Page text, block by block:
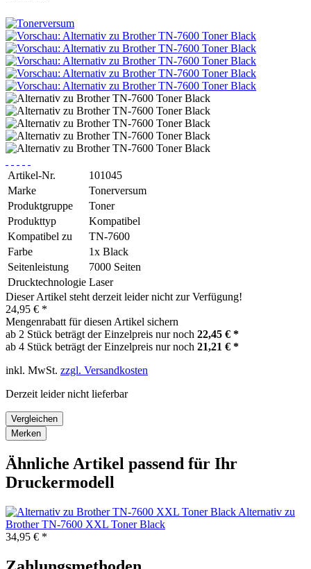
Artikel-Nr.
101045
Marke
Tonerversum
Produktgruppe
Toner
Produkttyp
Kompatibel
Kompatibel zu
TN-7600
Farbe
1x Black
Seitenleistung
7000 Seiten
Drucktechnologie Laser
Dieser Artikel steht derzeit leider nicht zur Verfügung!
24,95 € *
Mengenrabatt für diesen Artikel sichern
ab 2 Stück beträgt der Einzelpreis nur noch 22,45 € *
ab 4 Stück beträgt der Einzelpreis nur noch 21,21 € *
inkl. MwSt. zzgl. Versandkosten
Derzeit leider nicht lieferbar
Vergleichen
Merken
Ähnliche Artikel passend für Ihr
Druckermodell
Alternativ zu
Brother TN-7600 XXL Toner Black
34,95 € *